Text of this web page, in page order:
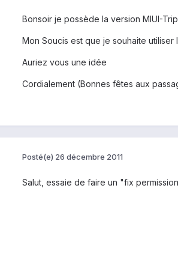
Bonsoir je possède la version MIUI-
Mon Soucis est que je souhaite
Auriez vous une idée
Cordialement (Bonnes fêtes aux
Posté(e) 26 décembre 2011
Salut, essaie de faire un "fix